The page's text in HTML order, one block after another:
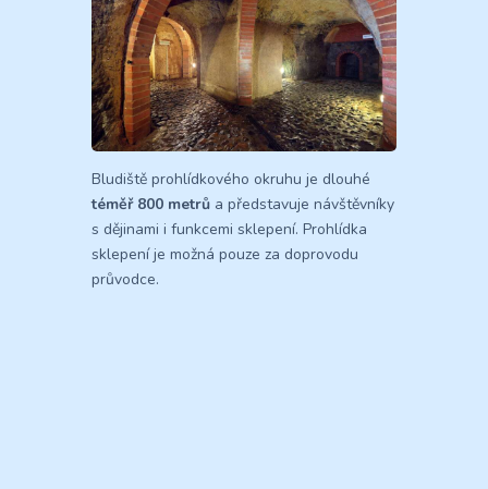
Bludiště prohlídkového okruhu je dlouhé
téměř 800 metrů a představuje návštěvníky
s dějinami i funkcemi sklepení. Prohlídka
sklepení je možná pouze za doprovodu
průvodce.